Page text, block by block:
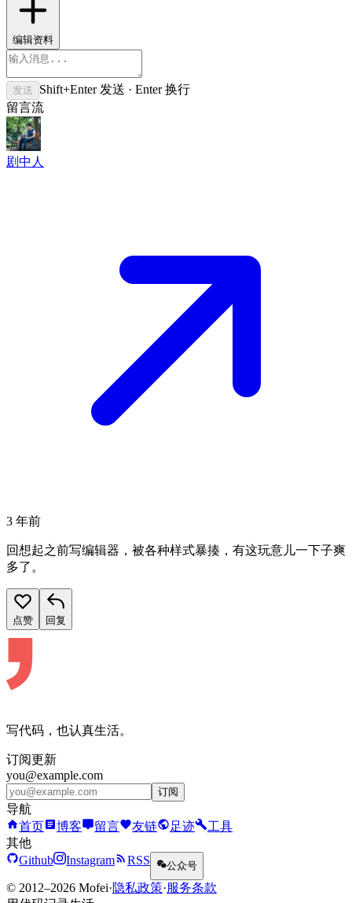
编辑资料
发送
Shift+Enter 发送 · Enter 换行
留言流
剧中人
3 年前
回想起之前写编辑器，被各种样式暴揍，有这玩意儿一下子爽
多了。
点赞 回复
写代码，也认真生活。
订阅更新
you@example.com
订阅
导航
首页
博客 留言 友链 足迹
工具
其他
Github
Instagram RSS 公众号
© 2012–2026 Mofei·隐私政策·服务条款